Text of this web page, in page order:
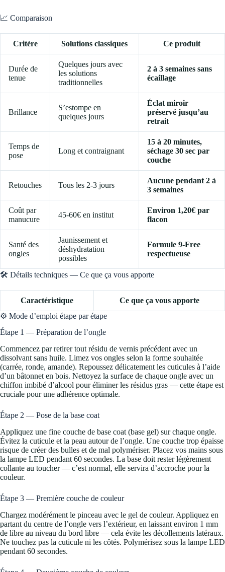
📈 Comparaison
Critère Solutions classiques Ce produit
Durée de
tenue
Quelques jours avec
les solutions
traditionnelles
2 à 3 semaines sans
écaillage
Brillance
S’estompe en
quelques jours
Éclat miroir
préservé jusqu’au
retrait
Temps de
pose
Long et contraignant
15 à 20 minutes,
séchage 30 sec par
couche
Retouches Tous les 2-3 jours
Aucune pendant 2 à
3 semaines
Coût par
manucure
45-60€ en institut
Environ 1,20€ par
flacon
Santé des
ongles
Jaunissement et
déshydratation
possibles
Formule 9-Free
respectueuse
🛠️ Détails techniques — Ce que ça vous apporte
Caractéristique
Ce que ça vous apporte
⚙️ Mode d’emploi étape par étape
Étape 1 — Préparation de l’ongle
Commencez par retirer tout résidu de vernis précédent avec un
dissolvant sans huile. Limez vos ongles selon la forme souhaitée
(carrée, ronde, amande). Repoussez délicatement les cuticules à l’aide
d’un bâtonnet en bois. Nettoyez la surface de chaque ongle avec un
chiffon imbibé d’alcool pour éliminer les résidus gras — cette étape est
cruciale pour une adhérence optimale.
Étape 2 — Pose de la base coat
Appliquez une fine couche de base coat (base gel) sur chaque ongle.
Évitez la cuticule et la peau autour de l’ongle. Une couche trop épaisse
risque de créer des bulles et de mal polymériser. Placez vos mains sous
la lampe LED pendant 60 secondes. La base doit rester légèrement
collante au toucher — c’est normal, elle servira d’accroche pour la
couleur.
Étape 3 — Première couche de couleur
Chargez modérément le pinceau avec le gel de couleur. Appliquez en
partant du centre de l’ongle vers l’extérieur, en laissant environ 1 mm
de libre au niveau du bord libre — cela évite les décollements latéraux.
Ne touchez pas la cuticule ni les côtés. Polymérisez sous la lampe LED
pendant 60 secondes.